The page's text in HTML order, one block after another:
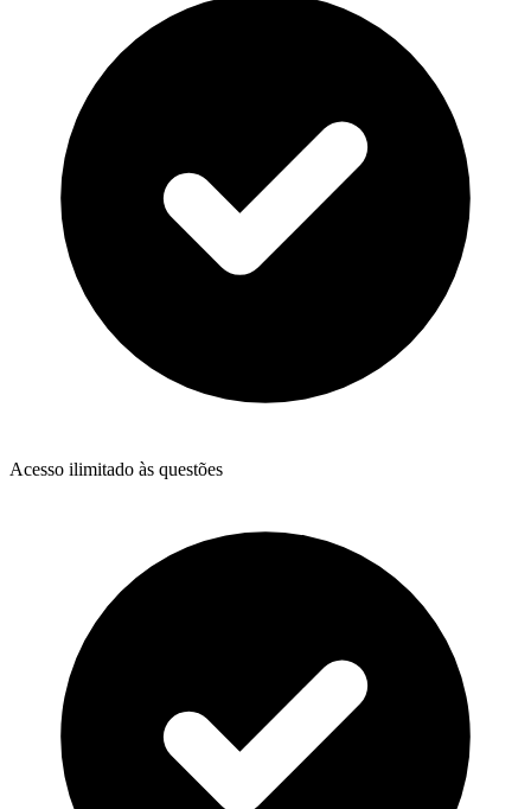
Acesso ilimitado às questões